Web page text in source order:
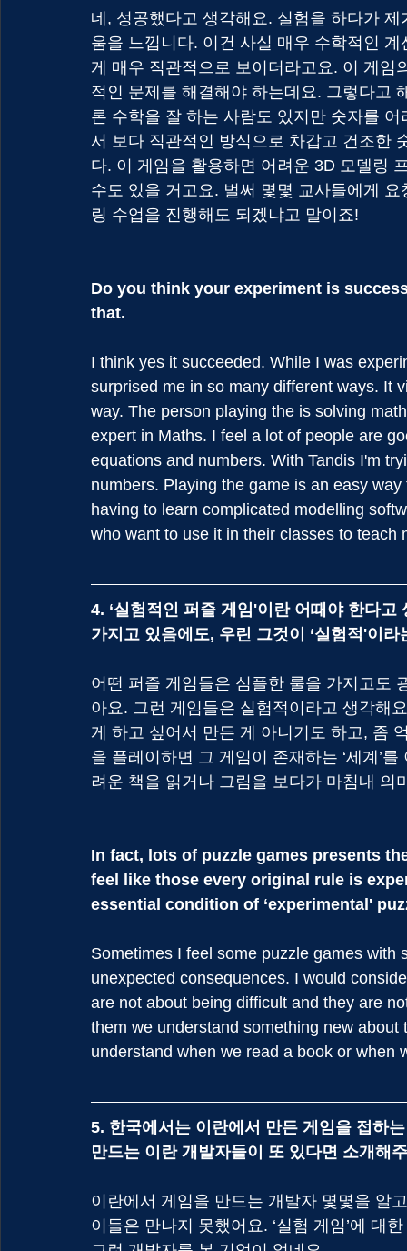
네, 성공했다고 생각해요. 실험을 하다가
움을 느낍니다. 이건 사실 매우 수학적인
게 매우 직관적으로 보이더라고요. 이 게임
적인 문제를 해결해야 하는데요. 그렇다고
론 수학을 잘 하는 사람도 있지만 숫자를 어
서 보다 직관적인 방식으로 차갑고 건조한
다. 이 게임을 활용하면 어려운 3D 모델링
수도 있을 거고요. 벌써 몇몇 교사들에게 요
링 수업을 진행해도 되겠냐고 말이죠!
Do you think your experiment is
that.
I think yes it succeeded. While I was
surprised me in so many different ways. It
way. The person playing the is solving
expert in Maths. I feel a lot of people are
equations and numbers. With Tandis I'm
numbers. Playing the game is an easy
having to learn complicated modelling
who want to use it in their classes to teach
4. ‘실험적인 퍼즐 게임'이란 어때야 한다
가지고 있음에도, 우린 그것이 ‘실험적'이
어떤 퍼즐 게임들은 심플한 룰을 가지고도
아요. 그런 게임들은 실험적이라고 생각해
게 하고 싶어서 만든 게 아니기도 하고, 좀
을 플레이하면 그 게임이 존재하는 ‘세계’
려운 책을 읽거나 그림을 보다가 마침내 의
In fact, lots of puzzle games presents
feel like those every original rule is
essential condition of ‘experimental'
Sometimes I feel some puzzle games
unexpected consequences. I would
are not about being difficult and they are
them we understand something new
understand when we read a book or when
5. 한국에서는 이란에서 만든 게임을 접하
만드는 이란 개발자들이 또 있다면 소개해
이란에서 게임을 만드는 개발자 몇몇을 알
이들은 만나지 못했어요. ‘실험 게임’에 대